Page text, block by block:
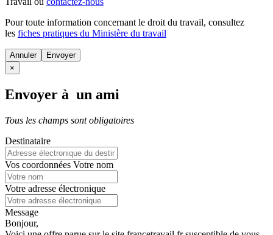
Pour toute information concernant le droit du travail, consultez
les fiches pratiques du Ministère du travail
Annuler
×
Envoyer à un ami
Tous les champs sont obligatoires
Destinataire
Vos coordonnées Votre nom
Votre adresse électronique
Message
Bonjour,